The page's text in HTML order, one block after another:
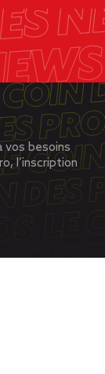
vos besoins
l’inscription